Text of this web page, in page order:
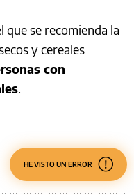
se recomienda la
y cereales
con
.
HE VISTO UN ERROR